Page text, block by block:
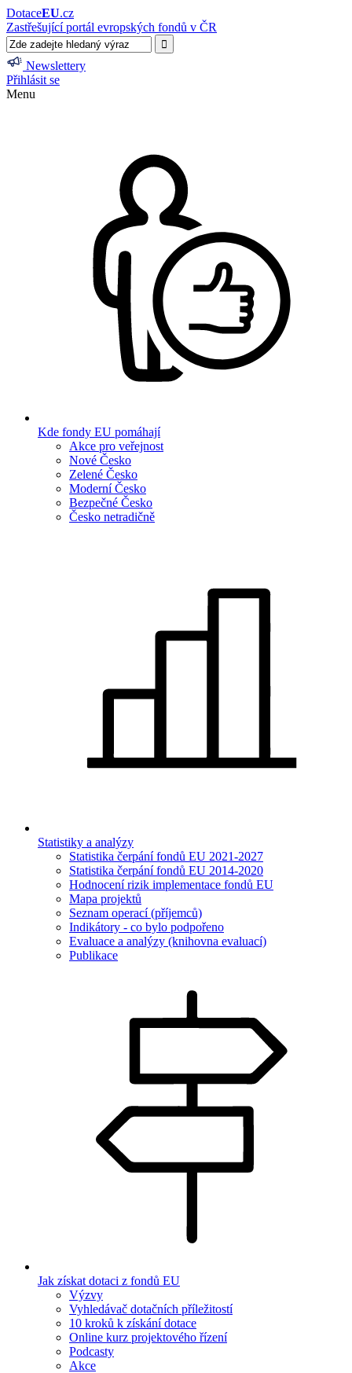
DotaceEU.cz
Zastřešující portál evropských fondů v ČR
Newslettery
Přihlásit se
Menu
Kde fondy EU pomáhají
Akce pro veřejnost
Nové Česko
Zelené Česko
Moderní Česko
Bezpečné Česko
Česko netradičně
Statistiky a analýzy
Statistika čerpání fondů EU 2021-2027
Statistika čerpání fondů EU 2014-2020
Hodnocení rizik implementace fondů EU
Mapa projektů
Seznam operací (příjemců)
Indikátory - co bylo podpořeno
Evaluace a analýzy (knihovna evaluací)
Publikace
Jak získat dotaci z fondů EU
Výzvy
Vyhledávač dotačních příležitostí
10 kroků k získání dotace
Online kurz projektového řízení
Podcasty
Akce